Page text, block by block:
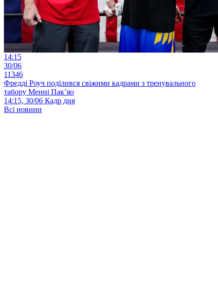
14:15
30/06
11346
Фредді Роуч поділився свіжими кадрами з тренувального
табору Менні Пак’яо
14:15, 30/06 Кадр дня
Всі новини